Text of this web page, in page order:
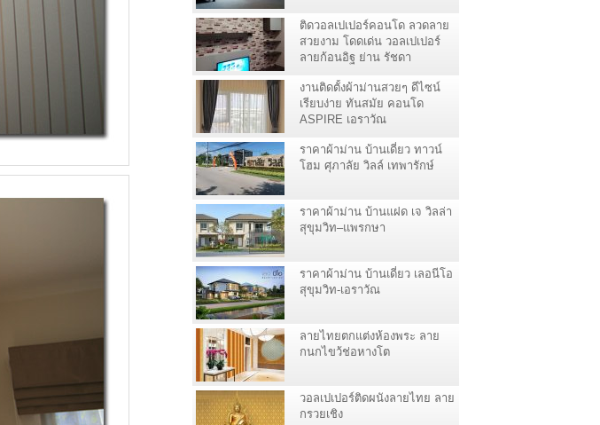
ติดวอลเปเปอร์คอนโด ลวดลาย
สวยงาม โดดเด่น วอลเปเปอร์
ลายก้อนอิฐ ย่าน รัชดา
งานติดตั้งผ้าม่านสวยๆ ดีไซน์
เรียบง่าย ทันสมัย คอนโด
ASPIRE เอราวัณ
ราคาผ้าม่าน บ้านเดี่ยว ทาวน์
โฮม ศุภาลัย วิลล์ เทพารักษ์
ราคาผ้าม่าน บ้านแฝด เจ วิลล่า
สุขุมวิท–แพรกษา
ราคาผ้าม่าน บ้านเดี่ยว เลอนีโอ
สุขุมวิท-เอราวัณ
ลายไทยตกแต่งห้องพระ ลาย
กนกไขว้ช่อหางโต
วอลเปเปอร์ติดผนังลายไทย ลาย
กรวยเชิง